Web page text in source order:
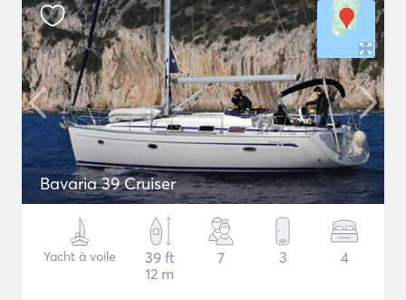
Bavaria 39 Cruiser
Yacht à voile
39 ft
12 m
7 3 4